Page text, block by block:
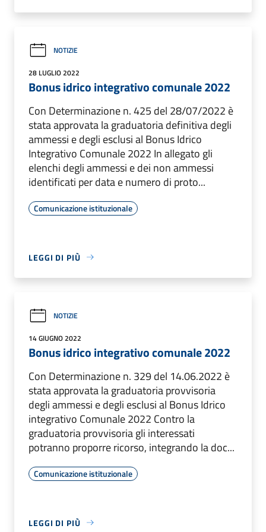
NOTIZIE
28 LUGLIO 2022
Bonus idrico integrativo comunale 2022
Con Determinazione n. 425 del 28/07/2022 è
stata approvata la graduatoria definitiva degli
ammessi e degli esclusi al Bonus Idrico
Integrativo Comunale 2022 In allegato gli
elenchi degli ammessi e dei non ammessi
identificati per data e numero di proto...
Comunicazione istituzionale
LEGGI DI PIÙ
NOTIZIE
14 GIUGNO 2022
Bonus idrico integrativo comunale 2022
Con Determinazione n. 329 del 14.06.2022 è
stata approvata la graduatoria provvisoria
degli ammessi e degli esclusi al Bonus Idrico
integrativo Comunale 2022 Contro la
graduatoria provvisoria gli interessati
potranno proporre ricorso, integrando la doc...
Comunicazione istituzionale
LEGGI DI PIÙ